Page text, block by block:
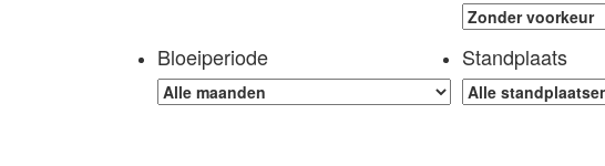
Bloeiperiode Standplaats